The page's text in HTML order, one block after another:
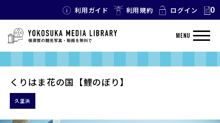
利用ガイド 利用規約 ログイン 0
MENU
くりはま花の国【鯉のぼり】
久里浜